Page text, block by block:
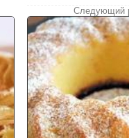
Следующий